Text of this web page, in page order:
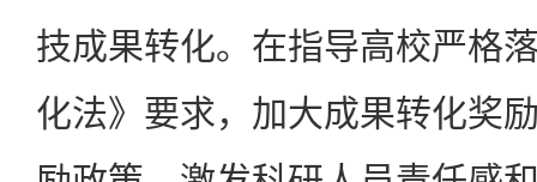
技成果转化。在指导高校严格
化法》要求，加大成果转化奖